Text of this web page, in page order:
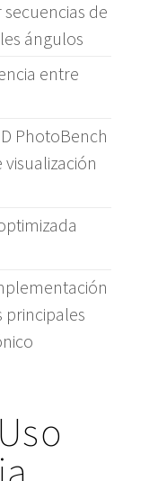
de
ángulos
entre
PhotoBench
principales